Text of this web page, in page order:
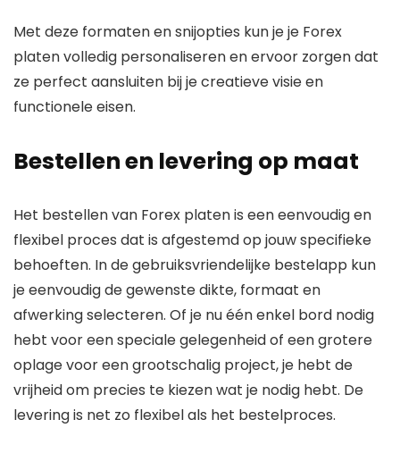
Met deze formaten en snijopties kun je je Forex
platen volledig personaliseren en ervoor zorgen dat
ze perfect aansluiten bij je creatieve visie en
functionele eisen.
Bestellen en levering op maat
Het bestellen van Forex platen is een eenvoudig en
flexibel proces dat is afgestemd op jouw specifieke
behoeften. In de gebruiksvriendelijke bestelapp kun
je eenvoudig de gewenste dikte, formaat en
afwerking selecteren. Of je nu één enkel bord nodig
hebt voor een speciale gelegenheid of een grotere
oplage voor een grootschalig project, je hebt de
vrijheid om precies te kiezen wat je nodig hebt. De
levering is net zo flexibel als het bestelproces.